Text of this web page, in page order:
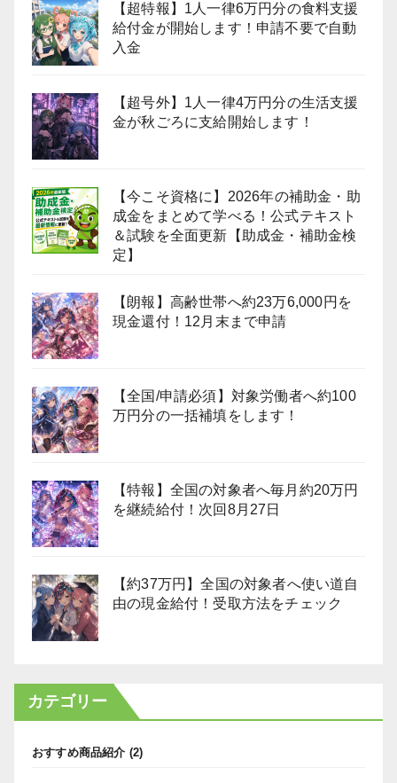
【超特報】1人一律6万円分の食料支援
給付金が開始します！申請不要で自動
入金
【超号外】1人一律4万円分の生活支援
金が秋ごろに支給開始します！
【今こそ資格に】2026年の補助金・助
成金をまとめて学べる！公式テキスト
＆試験を全面更新【助成金・補助金検
定】
【朗報】高齢世帯へ約23万6,000円を
現金還付！12月末まで申請
【全国/申請必須】対象労働者へ約100
万円分の一括補填をします！
【特報】全国の対象者へ毎月約20万円
を継続給付！次回8月27日
【約37万円】全国の対象者へ使い道自
由の現金給付！受取方法をチェック
カテゴリー
おすすめ商品紹介 (2)